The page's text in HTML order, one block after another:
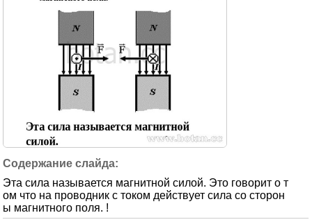
Эта сила называется магнитной силой. Это говорит о т
ом что на проводник с током действует сила со сторон
ы магнитного поля. !